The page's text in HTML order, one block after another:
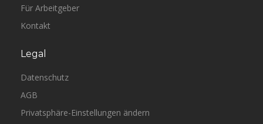
Für Arbeitgeber
Kontakt
Legal
Datenschutz
AGB
Privatsphäre-Einstellungen ändern